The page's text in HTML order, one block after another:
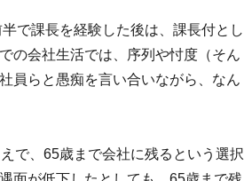
で課長を経験した後は、課長付とし
の会社生活では、序列や忖度（そん
員らと愚痴を言い合いながら、なん
で、65歳まで会社に残るという選択